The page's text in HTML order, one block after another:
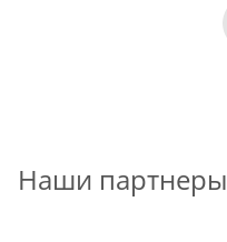
Наши партнеры